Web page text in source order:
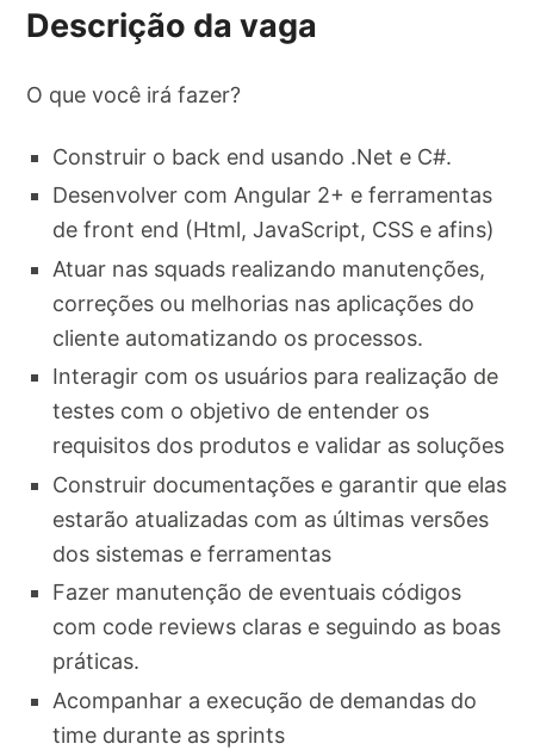
Descrição da vaga
O que você irá fazer?
Construir o back end usando .Net e C#.
Desenvolver com Angular 2+ e ferramentas
de front end (Html, JavaScript, CSS e afins)
Atuar nas squads realizando manutenções,
correções ou melhorias nas aplicações do
cliente automatizando os processos.
Interagir com os usuários para realização de
testes com o objetivo de entender os
requisitos dos produtos e validar as soluções
Construir documentações e garantir que elas
estarão atualizadas com as últimas versões
dos sistemas e ferramentas
Fazer manutenção de eventuais códigos
com code reviews claras e seguindo as boas
práticas.
Acompanhar a execução de demandas do
time durante as sprints